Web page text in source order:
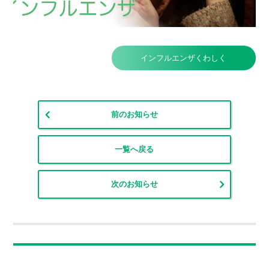
インフルエンザくわしく
前のお知らせ
一覧へ戻る
次のお知らせ